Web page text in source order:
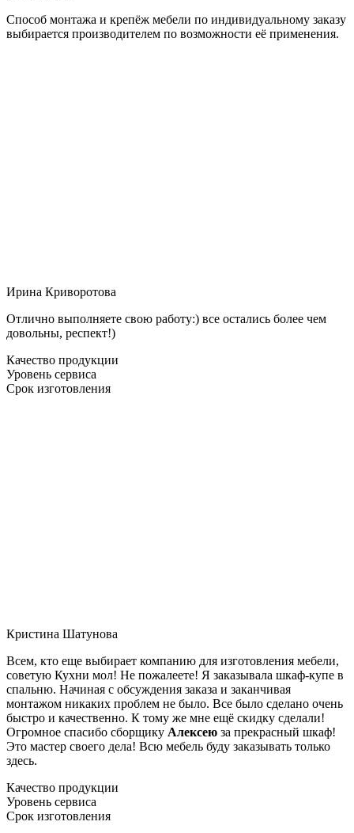
Способ монтажа и крепёж мебели по индивидуальному заказу
выбирается производителем по возможности её применения.
Ирина Криворотова
Отлично выполняете свою работу:) все остались более чем
довольны, респект!)
Качество продукции
Уровень сервиса
Срок изготовления
Кристина Шатунова
Всем, кто еще выбирает компанию для изготовления мебели,
советую Кухни мол! Не пожалеете! Я заказывала шкаф-купе в
спальню. Начиная с обсуждения заказа и заканчивая
монтажом никаких проблем не было. Все было сделано очень
быстро и качественно. К тому же мне ещё скидку сделали!
Огромное спасибо сборщику Алексею за прекрасный шкаф!
Это мастер своего дела! Всю мебель буду заказывать только
здесь.
Качество продукции
Уровень сервиса
Срок изготовления